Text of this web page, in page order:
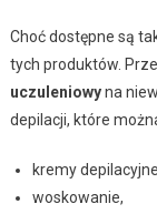
Choć dostępne są
tych produktów.
uczuleniowyna
depilacji, które
kremy
woskowanie,